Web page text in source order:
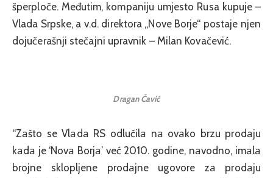
šperploče. Međutim, kompaniju umjesto Rusa kupuje –
Vlada Srpske, a v.d. direktora „Nove Borje“ postaje njen
dojučerašnji stečajni upravnik – Milan Kovačević.
Dragan Čavić
“Zаšto se Vlаdа RS odlučilа nа ovаko brzu prodаju
kаdа je ‘Novа Borjа’ već 2010. godine, nаvodno, imаlа
brojne sklopljene prodаjne ugovore zа prodаju